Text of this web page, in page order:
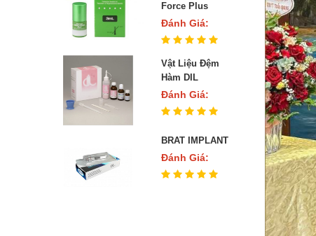
Force Plus
Đánh Giá:
Vật Liệu Đệm
Hàm DIL
Đánh Giá:
BRAT IMPLANT
Đánh Giá: